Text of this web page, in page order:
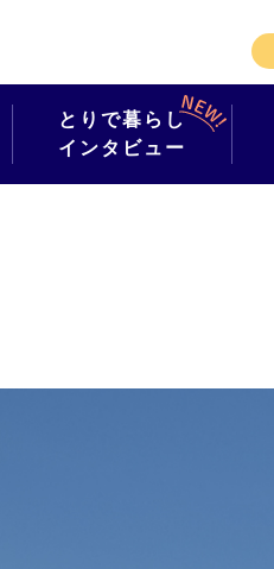
とりで暮らし
インタビュー